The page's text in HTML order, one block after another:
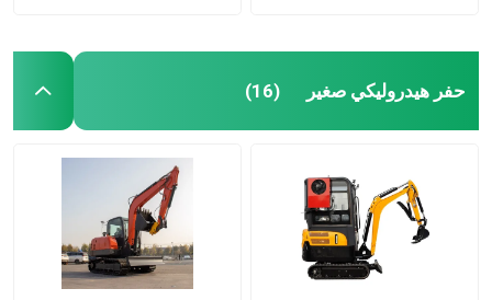
حفر هيدروليكي صغير (16)